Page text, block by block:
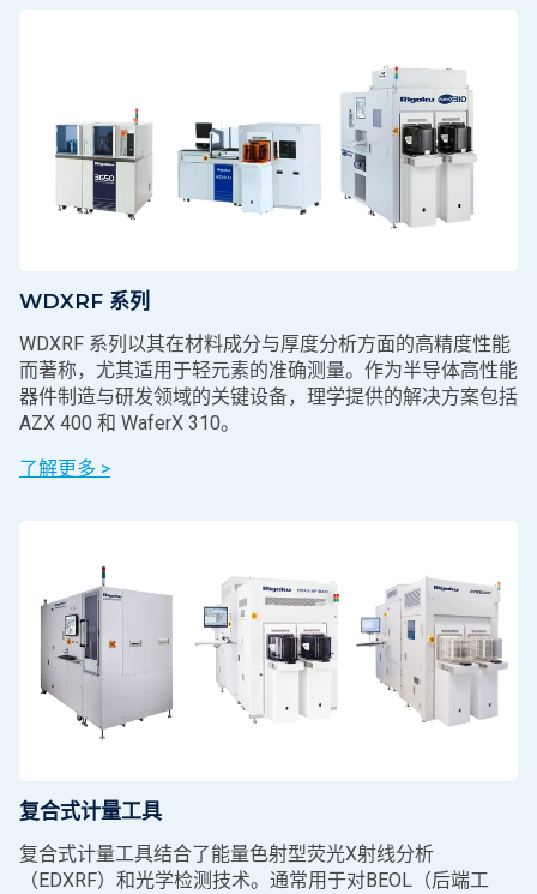
WDXRF 系列
WDXRF 系列以其在材料成分与厚度分析方面的高精度性能
而著称，尤其适用于轻元素的准确测量。作为半导体高性能
器件制造与研发领域的关键设备，理学提供的解决方案包括
AZX 400 和 WaferX 310。
了解更多 >
复合式计量工具
复合式计量工具结合了能量色射型荧光X射线分析
（EDXRF）和光学检测技术。通常用于对BEOL（后端工